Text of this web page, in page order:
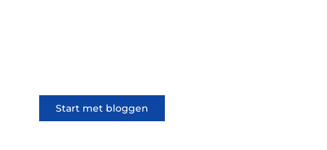
Start met bloggen